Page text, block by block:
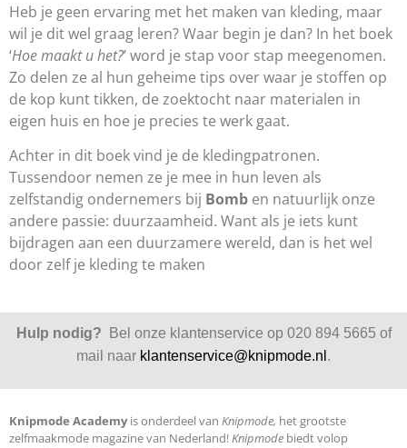
Heb je geen ervaring met het maken van kleding, maar
wil je dit wel graag leren? Waar begin je dan? In het boek
‘Hoe maakt u het?’ word je stap voor stap meegenomen.
Zo delen ze al hun geheime tips over waar je stoffen op
de kop kunt tikken, de zoektocht naar materialen in
eigen huis en hoe je precies te werk gaat.
Achter in dit boek vind je de kledingpatronen.
Tussendoor nemen ze je mee in hun leven als
zelfstandig ondernemers bij Bomb en natuurlijk onze
andere passie: duurzaamheid. Want als je iets kunt
bijdragen aan een duurzamere wereld, dan is het wel
door zelf je kleding te maken
Hulp nodig?
Bel onze klantenservice op 020 894 5665 of
mail naar klantenservice@knipmode.nl .
Knipmode Academyis onderdeel van Knipmode, het grootste
zelfmaakmode magazine van Nederland!Knipmode biedt volop